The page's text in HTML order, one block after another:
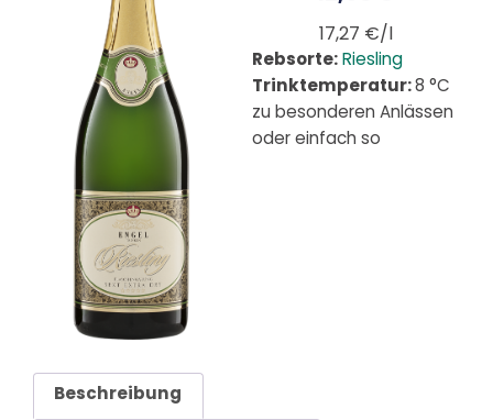
17,27 €/l
Rebsorte: Riesling
Trinktemperatur: 8 °C
zu besonderen Anlässen
oder einfach so
Beschreibung